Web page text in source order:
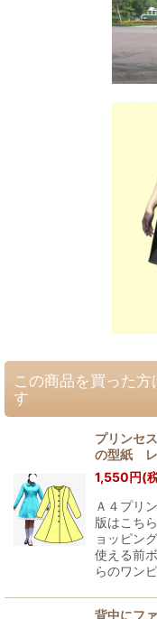
この商品を買った
す
プリンセ
の型紙 レ
1,550円(
Ａ４プリ
版はこち
ョッピン
使える前
らのワン
背中にフ